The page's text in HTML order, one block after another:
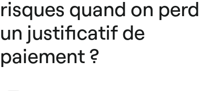
risques quand on perd
un justificatif de
paiement ?